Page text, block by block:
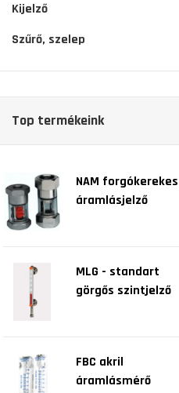
Kijelző
Szűrő, szelep
Top termékeink
NAM forgókerekes
áramlásjelző
MLG - standart
görgős szintjelző
FBC akril
áramlásmérő